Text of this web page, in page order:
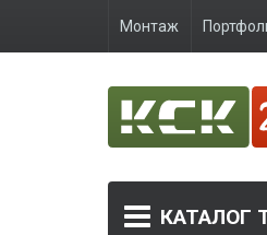
Монтаж
КАТАЛОГ